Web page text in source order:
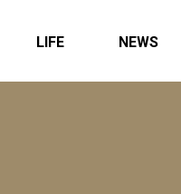
LIFE NEWS